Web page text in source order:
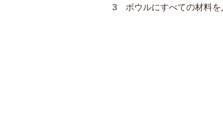
3 ボウルにすべての材料